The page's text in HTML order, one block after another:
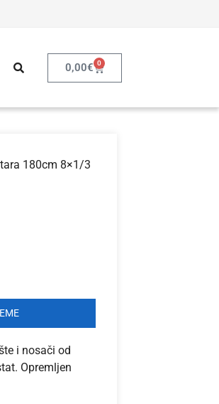
0,00€ 0
180cm 8×1/3
i nosači od
Opremljen